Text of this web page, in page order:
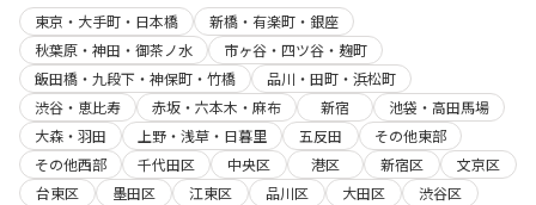
東京・大手町・日本橋
新橋・有楽町・銀座
秋葉原・神田・御茶ノ水
市ヶ谷・四ツ谷・麹町
飯田橋・九段下・神保町・竹橋
品川・田町・浜松町
渋谷・恵比寿
赤坂・六本木・麻布 新宿
池袋・高田馬場
大森・羽田
上野・浅草・日暮里 五反田
その他東部
その他西部
千代田区 中央区 港区 新宿区
文京区
台東区
墨田区 江東区 品川区 大田区
渋谷区